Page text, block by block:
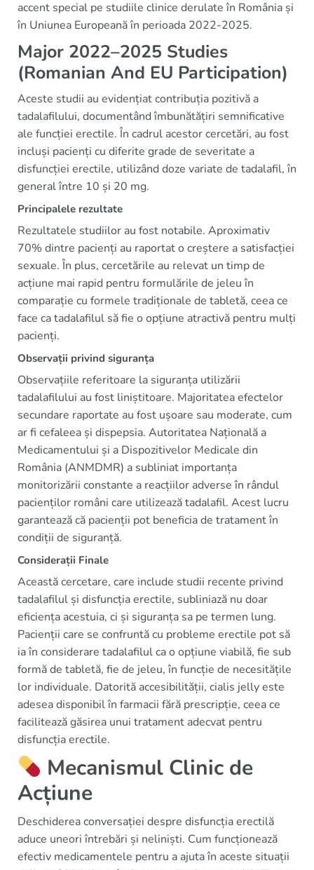
accent special pe studiile clinice derulate în România și
în Uniunea Europeană în perioada 2022-2025.
Major 2022–2025 Studies
(Romanian And EU Participation)
Aceste studii au evidențiat contribuția pozitivă a
tadalafilului, documentând îmbunătățiri semnificative
ale funcției erectile. În cadrul acestor cercetări, au fost
incluși pacienți cu diferite grade de severitate a
disfuncției erectile, utilizând doze variate de tadalafil, în
general între 10 și 20 mg.
Principalele rezultate
Rezultatele studiilor au fost notabile. Aproximativ
70% dintre pacienți au raportat o creștere a satisfacției
sexuale. În plus, cercetările au relevat un timp de
acțiune mai rapid pentru formulările de jeleu în
comparație cu formele tradiționale de tabletă, ceea ce
face ca tadalafilul să fie o opțiune atractivă pentru mulți
pacienți.
Observații privind siguranța
Observațiile referitoare la siguranța utilizării
tadalafilului au fost liniștitoare. Majoritatea efectelor
secundare raportate au fost ușoare sau moderate, cum
ar fi cefaleea și dispepsia. Autoritatea Națională a
Medicamentului și a Dispozitivelor Medicale din
România (ANMDMR) a subliniat importanța
monitorizării constante a reacțiilor adverse în rândul
pacienților români care utilizează tadalafil. Acest lucru
garantează că pacienții pot beneficia de tratament în
condiții de siguranță.
Considerații Finale
Această cercetare, care include studii recente privind
tadalafilul și disfuncția erectile, subliniază nu doar
eficiența acestuia, ci și siguranța sa pe termen lung.
Pacienții care se confruntă cu probleme erectile pot să
ia în considerare tadalafilul ca o opțiune viabilă, fie sub
formă de tabletă, fie de jeleu, în funcție de necesitățile
lor individuale. Datorită accesibilității, cialis jelly este
adesea disponibil în farmacii fără prescripție, ceea ce
facilitează găsirea unui tratament adecvat pentru
disfuncția erectile.
Mecanismul Clinic de
Acțiune
Deschiderea conversației despre disfuncția erectilă
aduce uneori întrebări și neliniști. Cum funcționează
efectiv medicamentele pentru a ajuta în aceste situații